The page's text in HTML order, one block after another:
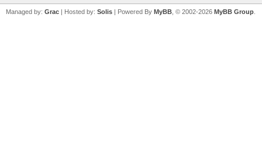
Managed by: Grac | Hosted by: Solis | Powered By MyBB , © 2002-2026 MyBB Group